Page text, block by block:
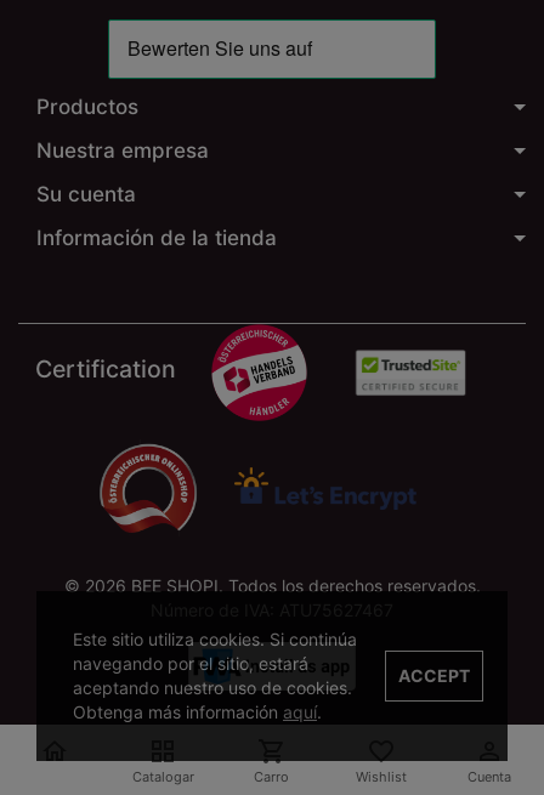
Productos
Nuestra empresa
Su cuenta
Información de la tienda
Certification
© 2026 BEE SHOPI. Todos los derechos reservados.
Catalogar Carro Wishlist Cuenta
Este sitio utiliza cookies. Si continúa
navegando por el sitio, estará
aceptando nuestro uso de cookies.
Obtenga más información aquí.
ACCEPT